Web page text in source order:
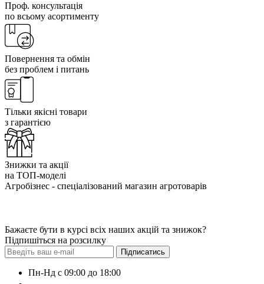
Проф. консультація
по всьому асортименту
Повернення та обмін
без проблем і питань
Тільки якісні товари
з гарантією
Знижки та акції
на ТОП-моделі
Агробізнес - спеціалізований магазин агротоварів
Бажаєте бути в курсі всіх наших акцій та знижок?
Підпишіться на розсилку
Підписатись
Пн-Нд с 09:00 до 18:00